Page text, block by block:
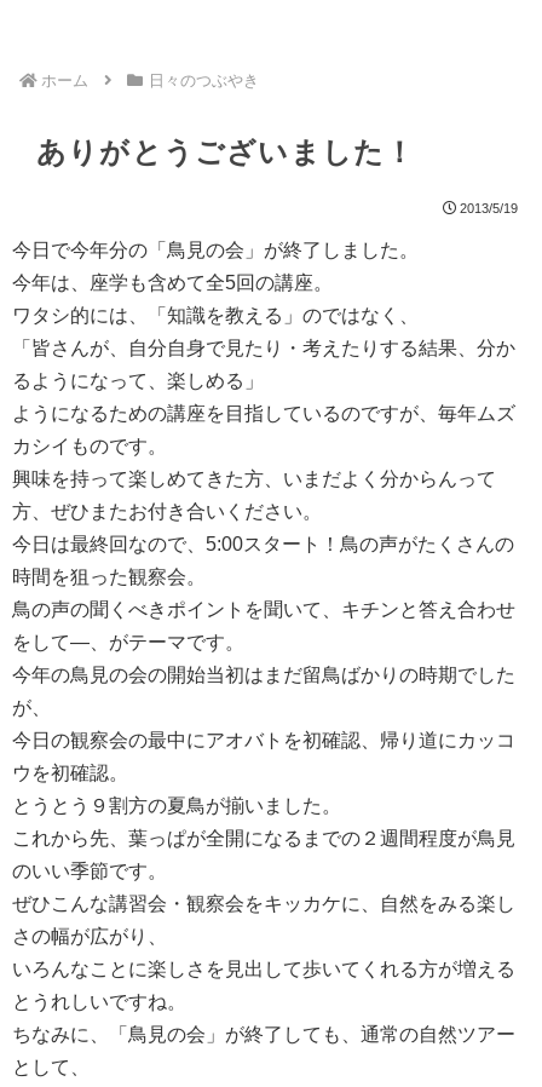
ホーム 日々のつぶやき
ありがとうございました！
2013/5/19
今日で今年分の「鳥見の会」が終了しました。
今年は、座学も含めて全5回の講座。
ワタシ的には、「知識を教える」のではなく、
「皆さんが、自分自身で見たり・考えたりする結果、分か
るようになって、楽しめる」
ようになるための講座を目指しているのですが、毎年ムズ
カシイものです。
興味を持って楽しめてきた方、いまだよく分からんって
方、ぜひまたお付き合いください。
今日は最終回なので、5:00スタート！鳥の声がたくさんの
時間を狙った観察会。
鳥の声の聞くべきポイントを聞いて、キチンと答え合わせ
をして―、がテーマです。
今年の鳥見の会の開始当初はまだ留鳥ばかりの時期でした
が、
今日の観察会の最中にアオバトを初確認、帰り道にカッコ
ウを初確認。
とうとう９割方の夏鳥が揃いました。
これから先、葉っぱが全開になるまでの２週間程度が鳥見
のいい季節です。
ぜひこんな講習会・観察会をキッカケに、自然をみる楽し
さの幅が広がり、
いろんなことに楽しさを見出して歩いてくれる方が増える
とうれしいですね。
ちなみに、「鳥見の会」が終了しても、通常の自然ツアー
として、